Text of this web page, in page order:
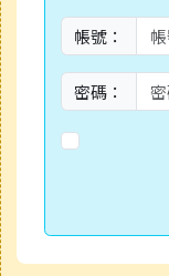
帳號：
密碼：